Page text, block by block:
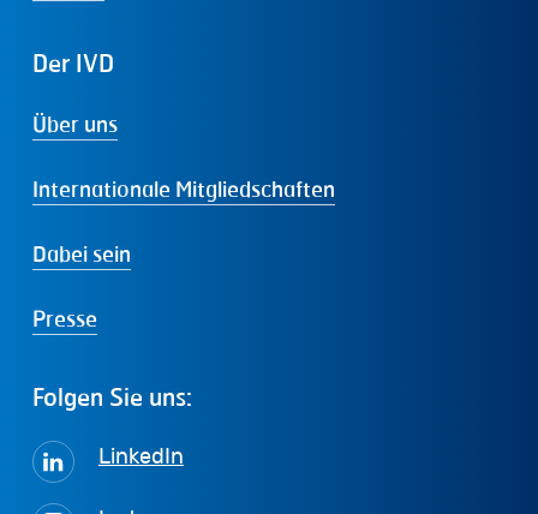
Der IVD
Über uns
Internationale Mitgliedschaften
Dabei sein
Presse
Folgen Sie uns:
LinkedIn